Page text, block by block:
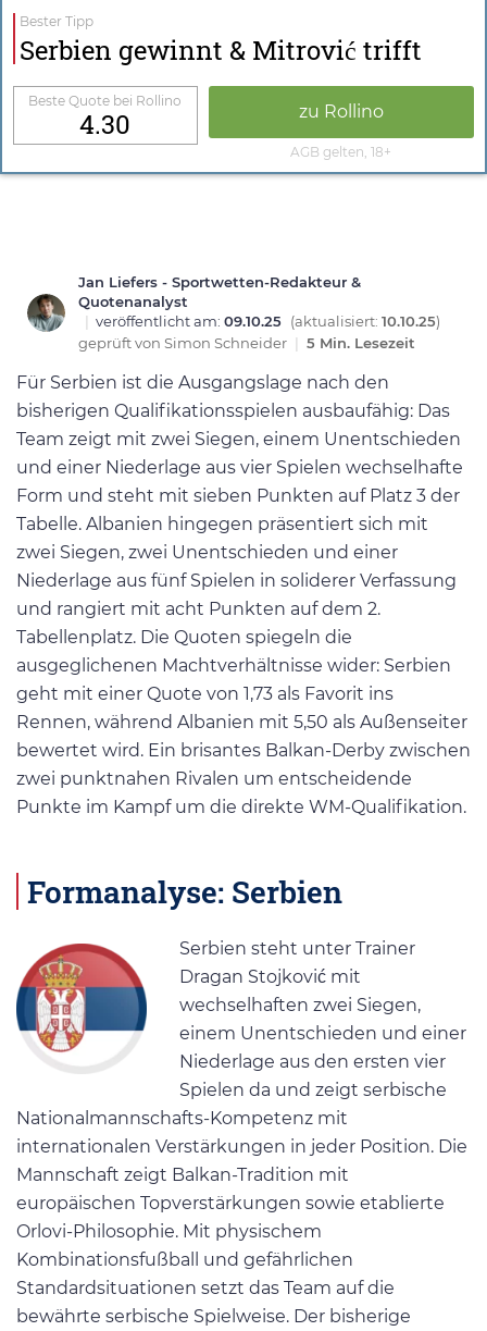
Bester Tipp
Serbien gewinnt & Mitrović trifft
Beste Quote bei Rollino
4.30 zu Rollino
AGB gelten, 18+
Jan Liefers - Sportwetten-Redakteur &
Quotenanalyst
| veröffentlicht am: 09.10.25 (aktualisiert: 10.10.25)
geprüft von Simon Schneider | 5 Min. Lesezeit
Für Serbien ist die Ausgangslage nach den
bisherigen Qualifikationsspielen ausbaufähig: Das
Team zeigt mit zwei Siegen, einem Unentschieden
und einer Niederlage aus vier Spielen wechselhafte
Form und steht mit sieben Punkten auf Platz 3 der
Tabelle. Albanien hingegen präsentiert sich mit
zwei Siegen, zwei Unentschieden und einer
Niederlage aus fünf Spielen in soliderer Verfassung
und rangiert mit acht Punkten auf dem 2.
Tabellenplatz. Die Quoten spiegeln die
ausgeglichenen Machtverhältnisse wider: Serbien
geht mit einer Quote von 1,73 als Favorit ins
Rennen, während Albanien mit 5,50 als Außenseiter
bewertet wird. Ein brisantes Balkan-Derby zwischen
zwei punktnahen Rivalen um entscheidende
Punkte im Kampf um die direkte WM-Qualifikation.
Formanalyse: Serbien
Serbien steht unter Trainer
Dragan Stojković mit
wechselhaften zwei Siegen,
einem Unentschieden und einer
Niederlage aus den ersten vier
Spielen da und zeigt serbische
Nationalmannschafts-Kompetenz mit
internationalen Verstärkungen in jeder Position. Die
Mannschaft zeigt Balkan-Tradition mit
europäischen Topverstärkungen sowie etablierte
Orlovi-Philosophie. Mit physischem
Kombinationsfußball und gefährlichen
Standardsituationen setzt das Team auf die
bewährte serbische Spielweise. Der bisherige